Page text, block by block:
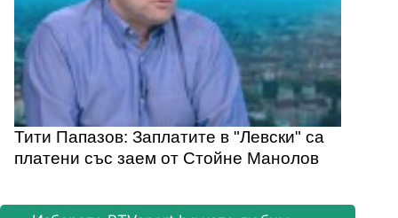
Тити Папазов: Заплатите в "Левски" са
платени със заем от Стойне Манолов